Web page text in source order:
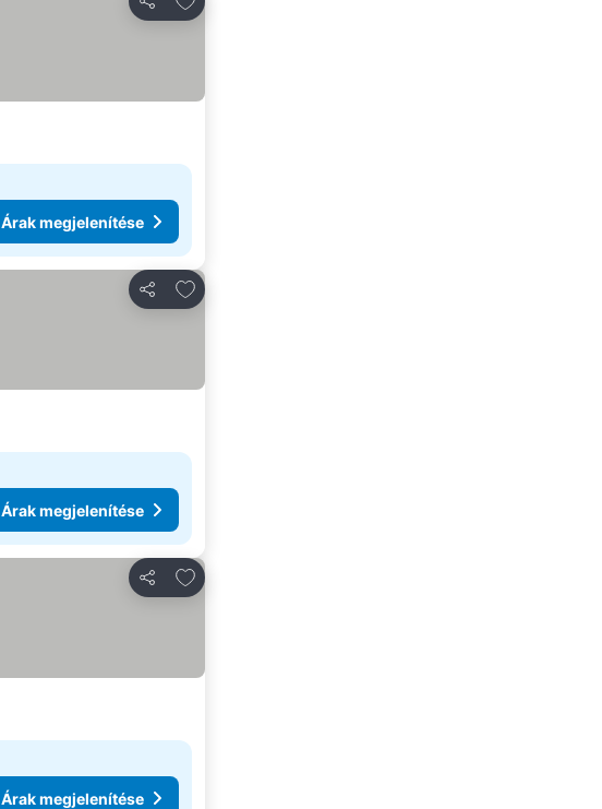
Megosztás
Árak megjelenítése
Megosztás
Hozzáadás a kedvencekhez
Árak megjelenítése
Megosztás
Hozzáadás a kedvencekhez
Árak megjelenítése